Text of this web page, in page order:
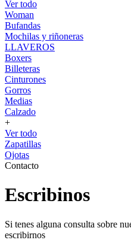
Ver todo
Woman
Bufandas
Mochilas y riñoneras
LLAVEROS
Boxers
Billeteras
Cinturones
Gorros
Medias
Calzado
+
Ver todo
Zapatillas
Ojotas
Contacto
Escribinos
Si tenes alguna consulta sobre
escribirnos